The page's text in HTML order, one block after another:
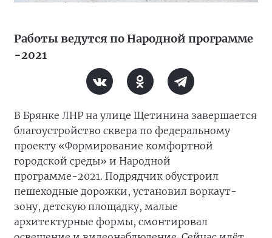
Работы ведутся по Народной программе
−2021
В Брянке ЛНР на улице Щетинина завершается
благоустройство сквера по федеральному
проекту «Формирование комфортной
городской среды» и Народной
программе-2021. Подрядчик обустроил
пешеходные дорожки, установил воркаут-
зону, детскую площадку, малые
архитектурные формы, смонтировал